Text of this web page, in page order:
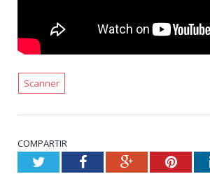
Scanner
COMPARTIR
TwitterFacebookGoogle+